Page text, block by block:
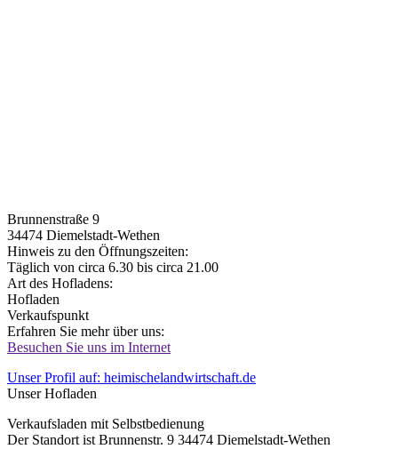
Brunnenstraße 9
34474 Diemelstadt-Wethen
Hinweis zu den Öffnungszeiten:
Täglich von circa 6.30 bis circa 21.00
Art des Hofladens:
Hofladen
Verkaufspunkt
Erfahren Sie mehr über uns:
Besuchen Sie uns im Internet
Unser Profil auf: heimischelandwirtschaft.de
Unser Hofladen
Verkaufsladen mit Selbstbedienung
Der Standort ist Brunnenstr. 9 34474 Diemelstadt-Wethen